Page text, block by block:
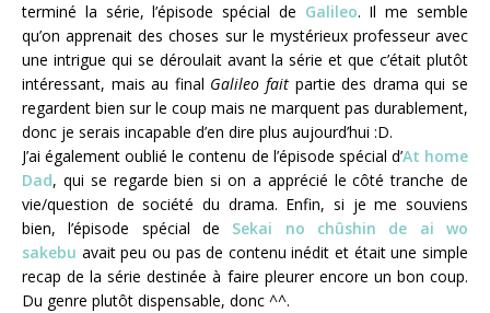
terminé la série, l’épisode spécial de Galileo. Il me semble
qu’on apprenait des choses sur le mystérieux professeur avec
une intrigue qui se déroulait avant la série et que c’était plutôt
intéressant, mais au final Galileo fait partie des drama qui se
regardent bien sur le coup mais ne marquent pas durablement,
donc je serais incapable d’en dire plus aujourd’hui :D.
J’ai également oublié le contenu de l’épisode spécial d’At home
Dad, qui se regarde bien si on a apprécié le côté tranche de
vie/question de société du drama. Enfin, si je me souviens
bien, l’épisode spécial de Sekai no chûshin de ai wo
sakebu avait peu ou pas de contenu inédit et était une simple
recap de la série destinée à faire pleurer encore un bon coup.
Du genre plutôt dispensable, donc ^^.